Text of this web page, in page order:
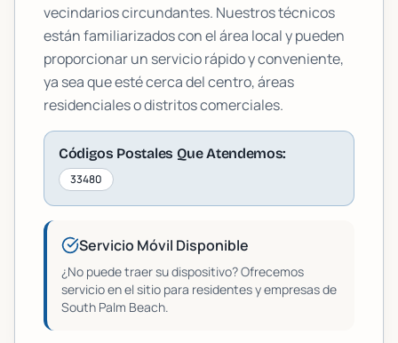
vecindarios circundantes. Nuestros técnicos
están familiarizados con el área local y pueden
proporcionar un servicio rápido y conveniente,
ya sea que esté cerca del centro, áreas
residenciales o distritos comerciales.
Códigos Postales Que Atendemos:
33480
Servicio Móvil Disponible
¿No puede traer su dispositivo? Ofrecemos
servicio en el sitio para residentes y empresas de
South Palm Beach.